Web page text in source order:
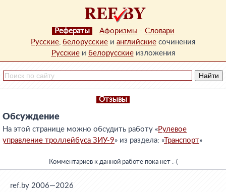
Рефераты - Афоризмы - Словари
Русские, белорусские и английские сочинения
Русскиеи белорусскиеизложения
Отзывы
Обсуждение
На этой странице можно обсудить работу «Рулевое
управление троллейбуса ЗИУ-9» из раздела: «Транспорт»
Комментариев к данной работе пока нет :-(
ref.by 2006—2026